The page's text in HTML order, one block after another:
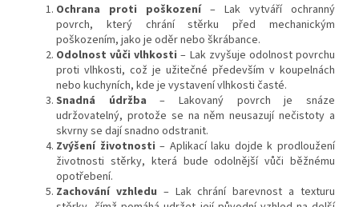
Ochrana proti poškození– Lak vytváří ochranný
povrch, který chrání stěrku před mechanickým
poškozením, jako je oděr nebo škrábance.
Odolnost vůči vlhkosti – Lak zvyšuje odolnost povrchu
proti vlhkosti, což je užitečné především v koupelnách
nebo kuchyních, kde je vystavení vlhkosti časté.
Snadná údržba – Lakovaný povrch je snáze
udržovatelný, protože se na něm neusazují nečistoty a
skvrny se dají snadno odstranit.
Zvýšení životnosti – Aplikací laku dojde k prodloužení
životnosti stěrky, která bude odolnější vůči běžnému
opotřebení.
Zachování vzhledu – Lak chrání barevnost a texturu